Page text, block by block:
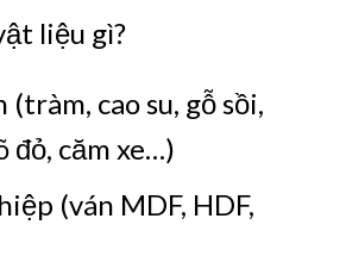
liệu gì?
cao su, gỗ sồi,
đỏ, căm xe…)
(ván MDF, HDF,